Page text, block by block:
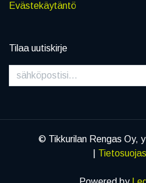
Evästekäytäntö
Tilaa uutiskirje
© Tikkurilan Rengas Oy,